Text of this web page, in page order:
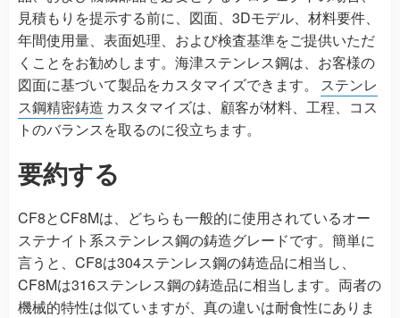
見積もりを提示する前に、図面、3Dモデル、材料要件、
年間使用量、表面処理、および検査基準をご提供いただ
くことをお勧めします。海津ステンレス鋼は、お客様の
図面に基づいて製品をカスタマイズできます。
ステンレ
ス鋼精密鋳造 カスタマイズは、顧客が材料、工程、コス
トのバランスを取るのに役立ちます。
要約する
CF8とCF8Mは、どちらも一般的に使用されているオー
ステナイト系ステンレス鋼の鋳造グレードです。簡単に
言うと、CF8は304ステンレス鋼の鋳造品に相当し、
CF8Mは316ステンレス鋼の鋳造品に相当します。両者の
機械的特性は似ていますが、真の違いは耐食性にありま